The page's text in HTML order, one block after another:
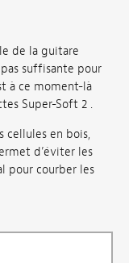
de la guitare
pas suffisante pour
à ce moment-là
Super-Soft 2 .
cellules en bois,
d’éviter les
pour courber les